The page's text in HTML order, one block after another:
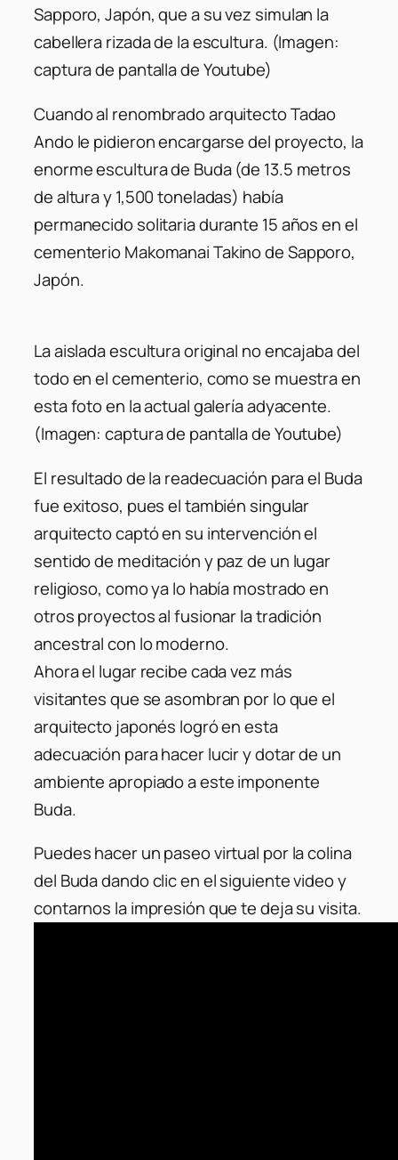
Sapporo, Japón, que a su vez simulan la
cabellera rizada de la escultura. (Imagen:
captura de pantalla de Youtube)
Cuando al renombrado arquitecto Tadao
Ando le pidieron encargarse del proyecto, la
enorme escultura de Buda (de 13.5 metros
de altura y 1,500 toneladas) había
permanecido solitaria durante 15 años en el
cementerio Makomanai Takino de Sapporo,
Japón.
La aislada escultura original no encajaba del
todo en el cementerio, como se muestra en
esta foto en la actual galería adyacente.
(Imagen: captura de pantalla de Youtube)
El resultado de la readecuación para el Buda
fue exitoso, pues el también singular
arquitecto captó en su intervención el
sentido de meditación y paz de un lugar
religioso, como ya lo había mostrado en
otros proyectos al fusionar la tradición
ancestral con lo moderno.
Ahora el lugar recibe cada vez más
visitantes que se asombran por lo que el
arquitecto japonés logró en esta
adecuación para hacer lucir y dotar de un
ambiente apropiado a este imponente
Buda.
Puedes hacer un paseo virtual por la colina
del Buda dando clic en el siguiente video y
contarnos la impresión que te deja su visita.